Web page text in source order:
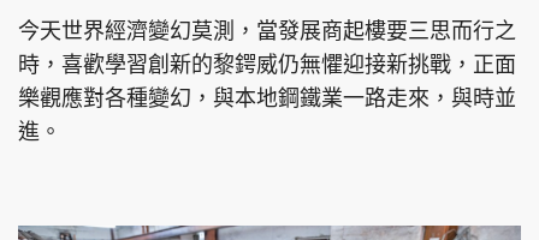
今天世界經濟變幻莫測，當發展商起樓要三思而行之
時，喜歡學習創新的黎鍔威仍無懼迎接新挑戰，正面
樂觀應對各種變幻，與本地鋼鐵業一路走來，與時並
進。